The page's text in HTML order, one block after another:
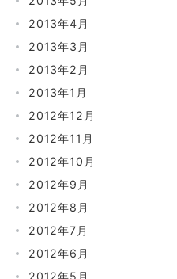
2013年4月
2013年3月
2013年2月
2013年1月
2012年12月
2012年11月
2012年10月
2012年9月
2012年8月
2012年7月
2012年6月
2012年5月